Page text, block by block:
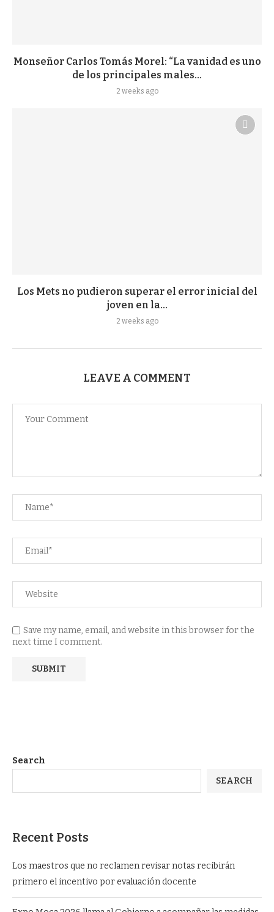
Monseñor Carlos Tomás Morel: “La vanidad es uno
de los principales males...
2 weeks ago
Los Mets no pudieron superar el error inicial del
joven en la...
2 weeks ago
LEAVE A COMMENT
Save my name, email, and website in this browser for the
next time I comment.
Search
SEARCH
Recent Posts
Los maestros que no reclamen revisar notas recibirán
primero el incentivo por evaluación docente